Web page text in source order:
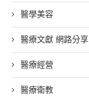
醫學美容
醫療文獻 網路分享
醫療經營
醫療衛教